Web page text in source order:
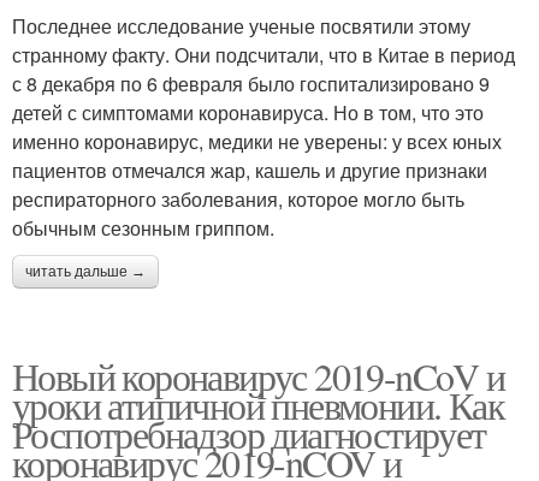
Последнее исследование ученые посвятили этому
странному факту. Они подсчитали, что в Китае в период
с 8 декабря по 6 февраля было госпитализировано 9
детей с симптомами коронавируса. Но в том, что это
именно коронавирус, медики не уверены: у всех юных
пациентов отмечался жар, кашель и другие признаки
респираторного заболевания, которое могло быть
обычным сезонным гриппом.
читать дальше →
Новый коронавирус 2019-nCoV и
уроки атипичной пневмонии. Как
Роспотребнадзор диагностирует
коронавирус 2019-nCOV и